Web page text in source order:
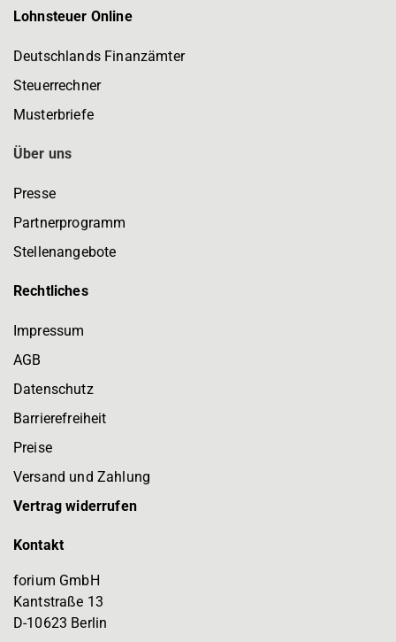
Lohnsteuer Online
Deutschlands Finanzämter
Steuerrechner
Musterbriefe
Über uns
Presse
Partnerprogramm
Stellenangebote
Rechtliches
Impressum
AGB
Datenschutz
Barrierefreiheit
Preise
Versand und Zahlung
Vertrag widerrufen
Kontakt
forium GmbH
Kantstraße 13
D-10623 Berlin